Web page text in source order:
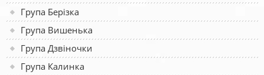
Група Берізка
Група Вишенька
Група Дзвіночки
Група Калинка